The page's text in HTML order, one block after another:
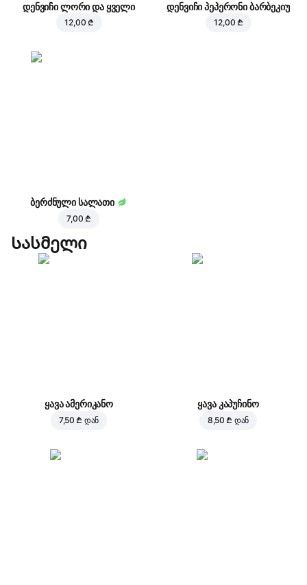
დენვიჩი ლორი და ყველი
12,00 ₾
დენვიჩი პეპერონი ბარბეკიუ
12,00 ₾
ბერძნული სალათი
7,00 ₾
Სასმელი
ყავა ამერიკანო
7,50 ₾ დან
ყავა კაპუჩინო
8,50 ₾ დან